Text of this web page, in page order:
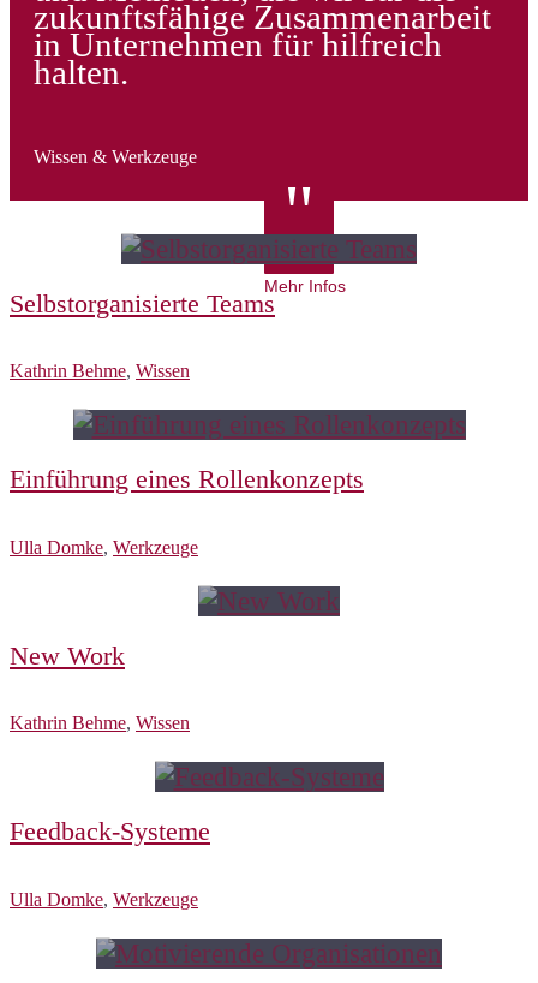
zukunftsfähige Zusammenarbeit
in Unternehmen für hilfreich
halten.
Wissen & Werkzeuge
"
Mehr Infos
Selbstorganisierte Teams
Kathrin Behme, Wissen
Einführung eines Rollenkonzepts
Ulla Domke, Werkzeuge
New Work
Kathrin Behme, Wissen
Feedback-Systeme
Ulla Domke, Werkzeuge